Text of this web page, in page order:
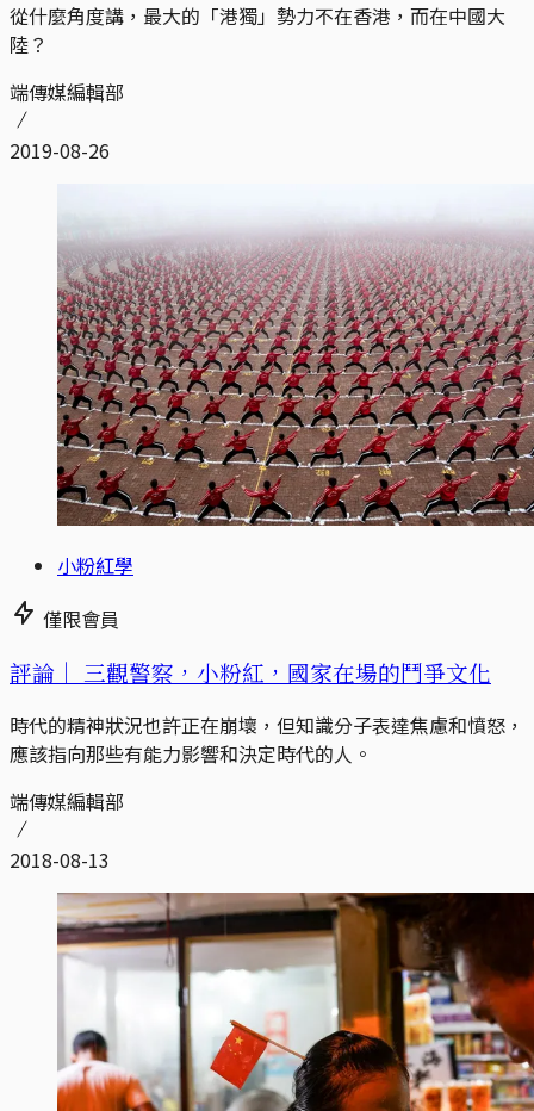
從什麼角度講，最大的「港獨」勢力不在香港，而在中國大
陸？
端傳媒編輯部
2019-08-26
小粉紅學
僅限會員
評論｜ 三觀警察，小粉紅，國家在場的鬥爭文化
時代的精神狀況也許正在崩壞，但知識分子表達焦慮和憤怒，
應該指向那些有能力影響和決定時代的人。
端傳媒編輯部
2018-08-13